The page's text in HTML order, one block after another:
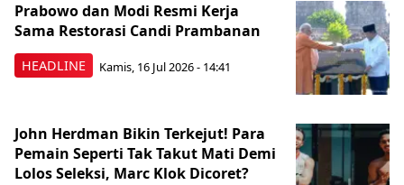
HEADLINE
Prabowo dan Modi Resmi Kerja
Sama Restorasi Candi Prambanan
Kamis, 16 Jul 2026 - 14:41
John Herdman Bikin Terkejut! Para
Pemain Seperti Tak Takut Mati Demi
Lolos Seleksi, Marc Klok Dicoret?